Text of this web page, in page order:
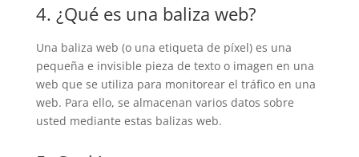
4. ¿Qué es una baliza web?
Una baliza web (o una etiqueta de píxel) es una
pequeña e invisible pieza de texto o imagen en una
web que se utiliza para monitorear el tráfico en una
web. Para ello, se almacenan varios datos sobre
usted mediante estas balizas web.